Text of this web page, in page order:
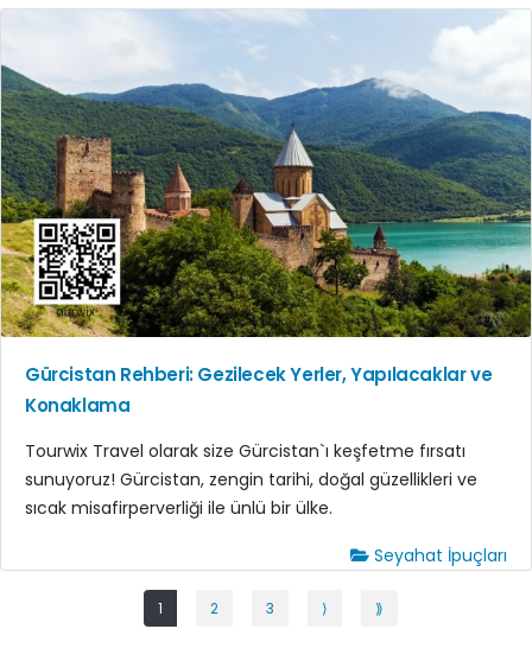
Gürcistan Rehberi: Gezilecek Yerler, Yapılacaklar ve
Konaklama
Tourwix Travel olarak size Gürcistan`ı keşfetme fırsatı
sunuyoruz! Gürcistan, zengin tarihi, doğal güzellikleri ve
sıcak misafirperverliği ile ünlü bir ülke.
Seyahat İpuçları
1 2 3 ⟩ ⟫